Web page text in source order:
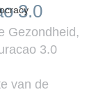
3.0
Gezondheid,
3.0
van de